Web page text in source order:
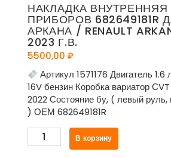
НАКЛАДКА
ПРИБОРОВ 682649181R
АРКАНА / RENAULT
2023 Г.В.
5500,00 ₽
Артикул 1571176 Двигатель 1.6
16V бензин Коробка вариатор
2022 Состояние бу, ( левый руль,
) ОЕМ 682649181R
Количество
товара
В корзину